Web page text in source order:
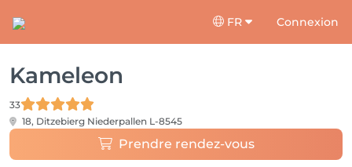
FR Connexion
Kameleon
33
18, Ditzebierg Niederpallen L-8545
Prendre rendez-vous